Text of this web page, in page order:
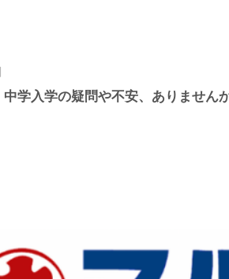
中学入学の疑問や不安、ありません